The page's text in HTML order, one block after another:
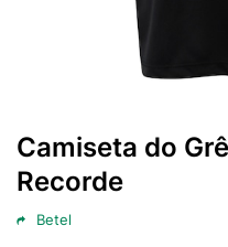
Camiseta do
Recorde
Betel